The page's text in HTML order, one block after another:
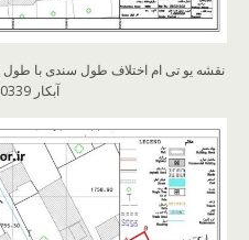
نقشه یو تی ام اختلاف طول سندی با
آبکار 09126140339